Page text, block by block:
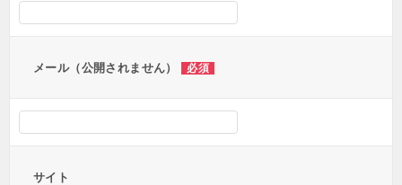
メール（公開されません） 必須
サイト